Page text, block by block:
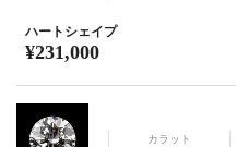
ハートシェイプ
¥231,000
カラット